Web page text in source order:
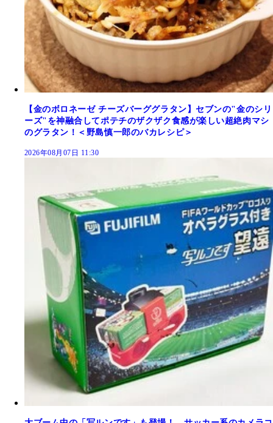
【金のボロネーゼ チーズバーググラタン】セブンの"金のシリ
ーズ"を神融合してポテチのザクザク食感が楽しい超絶肉マシ
のグラタン！＜野島慎一郎のバカレシピ＞
2026年08月07日 11:30